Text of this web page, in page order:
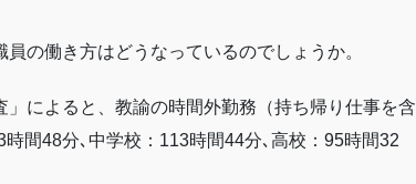
の働き方はどうなっているのでしょうか。
によると、教諭の時間外勤務（持ち帰り仕事を含
間48分､中学校：113時間44分､高校：95時間32